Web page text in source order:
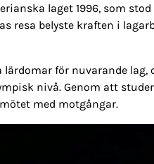
laget 1996, som
resa belyste kraften i
för nuvarande
nivå. Genom att
med motgångar.